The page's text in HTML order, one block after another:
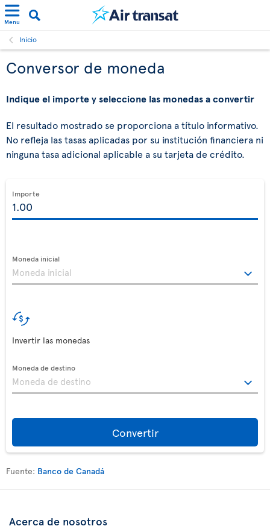
Menu
Inicio
Conversor de moneda
Indique el importe y seleccione las monedas a convertir
El resultado mostrado se proporciona a título informativo.
No refleja las tasas aplicadas por su institución financiera ni
ninguna tasa adicional aplicable a su tarjeta de crédito.
Importe
Moneda inicial
Invertir las monedas
Moneda de destino
Convertir
Fuente: Banco de Canadá
Acerca de nosotros